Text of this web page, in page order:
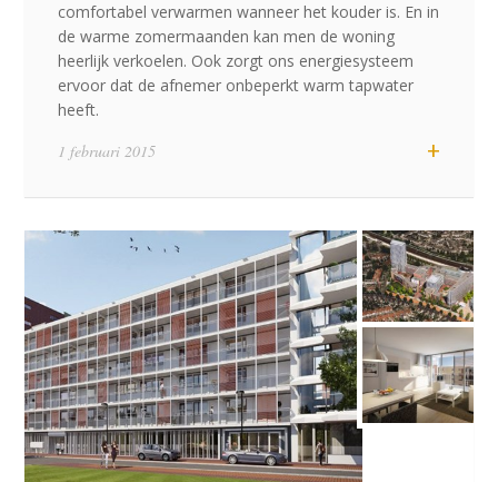
comfortabel verwarmen wanneer het kouder is. En in
de warme zomermaanden kan men de woning
heerlijk verkoelen. Ook zorgt ons energiesysteem
ervoor dat de afnemer onbeperkt warm tapwater
heeft.
+
1 februari 2015